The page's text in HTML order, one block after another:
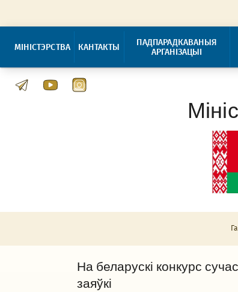
МІНІСТЭРСТВА КАНТАКТЫ
ПАДПАРАДКАВАНЫЯ
АРГАНІЗАЦЫІ
На беларускі конкурс
заяўкі